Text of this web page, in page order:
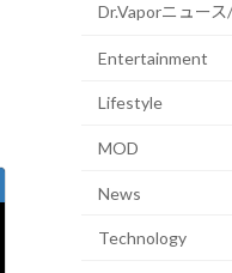
Dr.Vaporニュー
Entertainment
Lifestyle
MOD
News
Technology